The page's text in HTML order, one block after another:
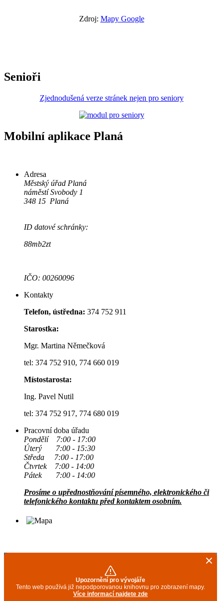
Zdroj: Mapy Google
Senioři
Zjednodušená verze stránek nejen pro seniory
Mobilní aplikace Planá
Adresa
Městský úřad Planá
náměstí Svobody 1
348 15 Planá
ID datové schránky:
88mb2zt
IČO: 00260096
Kontakty
Telefon, ústředna: 374 752 911
Starostka:
Mgr. Martina Němečková
tel: 374 752 910, 774 660 019
Místostarosta:
Ing. Pavel Nutil
tel: 374 752 917, 774 680 019
Pracovní doba úřadu
Pondělí 7:00 - 17:00
Úterý 7:00 - 15:30
Středa 7:00 - 17:00
Čtvrtek 7:00 - 14:00
Pátek 7:00 - 14:00
Prosíme o upřednostňování písemného, elektronického či
telefonického kontaktu před kontaktem osobním.